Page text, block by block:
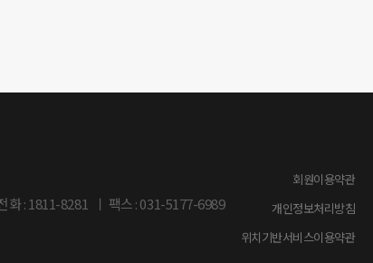
화 : 1811-8281
팩스 : 031-5177-6989
회원이용약관
개인정보처리방침
위치기반서비스이용약관